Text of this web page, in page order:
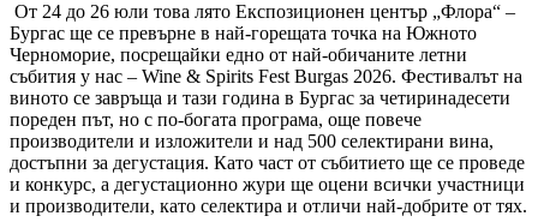
От 24 до 26 юли това лято Експозиционен център „Флора“ –
Бургас ще се превърне в най-горещата точка на Южното
Черноморие, посрещайки едно от най-обичаните летни
събития у нас – Wine & Spirits Fest Burgas 2026. Фестивалът на
виното се завръща и тази година в Бургас за четиринадесети
пореден път, но с по-богата програма, още повече
производители и изложители и над 500 селектирани вина,
достъпни за дегустация. Като част от събитието ще се проведе
и конкурс, а дегустационно жури ще оцени всички участници
и производители, като селектира и отличи най-добрите от тях.